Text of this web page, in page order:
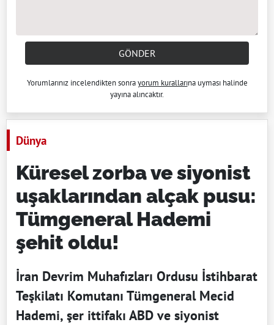
GÖNDER
Yorumlarınız incelendikten sonrayorum kurallarına uyması halinde
yayına alıncaktır.
Dünya
Küresel zorba ve siyonist
uşaklarından alçak pusu:
Tümgeneral Hademi
şehit oldu!
İran Devrim Muhafızları Ordusu İstihbarat
Teşkilatı Komutanı Tümgeneral Mecid
Hademi, şer ittifakı ABD ve siyonist